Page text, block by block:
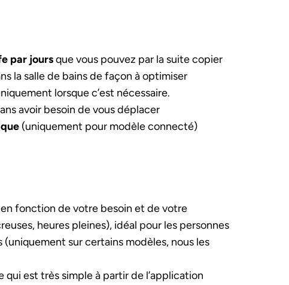
par joursque vous pouvez par la suite copier
la salle de bains de façon à optimiser
lorsque c’est nécessaire.
avoir besoin de vous déplacer
(uniquement pour modèle connecté)
en fonction de votre besoin et de votre
heures pleines), idéal pour les personnes
sur certains modèles, nous les
qui est très simple à partir de l’application